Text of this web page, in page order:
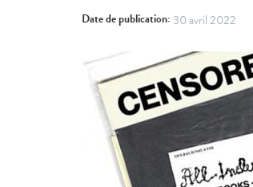
Date de publication: 30 avril 2022